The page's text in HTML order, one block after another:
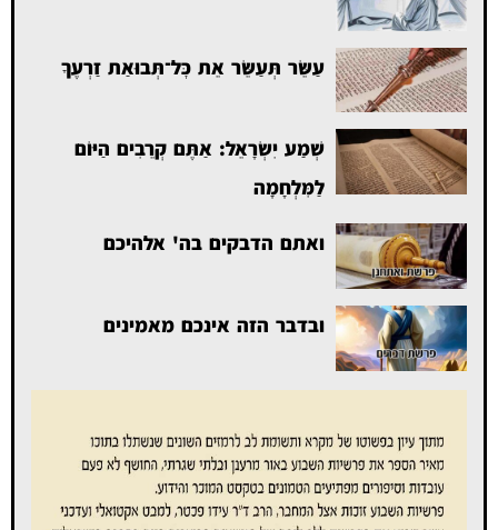
עַשֵּׂר תְּעַשֵּׂר אֵת כׇּל־תְּבוּאַת זַרְעֶךָ
שְׁמַע יִשְׂרָאֵל: אַתֶּם קְרֵבִים הַיּוֹם
לַמִּלְחָמָה
ואתם הדבקים בה' אלהיכם
ובדבר הזה אינכם מאמינים